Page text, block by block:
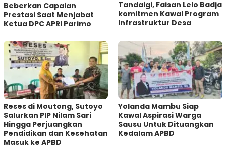
Beberkan Capaian
Prestasi Saat Menjabat
Ketua DPC APRI Parimo
Tandaigi, Faisan Lelo Badja
komitmen Kawal Program
Infrastruktur Desa
Reses di Moutong, Sutoyo
Salurkan PIP Nilam Sari
Hingga Perjuangkan
Pendidikan dan Kesehatan
Masuk ke APBD
Yolanda Mambu Siap
Kawal Aspirasi Warga
Sausu Untuk Dituangkan
Kedalam APBD